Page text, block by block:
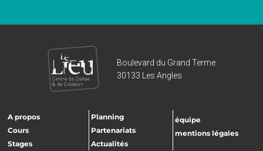
Boulevard du Grand Terme
30133 Les Angles
A propos
Cours
Stages
Planning
Partenariats
Actualités
équipe
mentions légales